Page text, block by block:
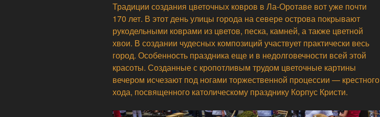
Традиции создания цветочных ковров в Ла-Оротаве вот уже почти
170 лет. В этот день улицы города на севере острова покрывают
рукодельными коврами из цветов, песка, камней, а также цветной
хвои. В создании чудесных композиций участвует практически весь
город. Особенность праздника еще и в недолговечности всей этой
красоты. Созданные с кропотливым трудом цветочные картины
вечером исчезают под ногами торжественной процессии — крестного
хода, посвященного католическому празднику Корпус Кристи.